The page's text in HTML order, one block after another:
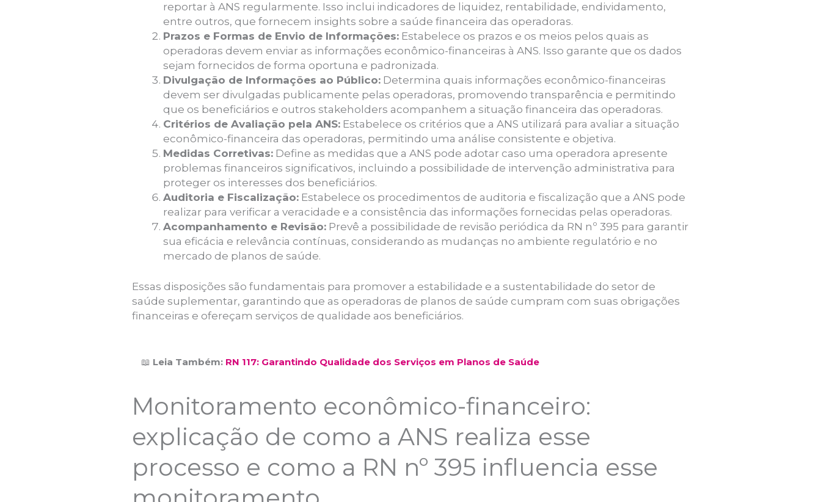
reportar à ANS regularmente. Isso inclui indicadores de liquidez, rentabilidade, endividamento,
entre outros, que fornecem insights sobre a saúde financeira das operadoras.
Prazos e Formas de Envio de Informações: Estabelece os prazos e os meios pelos quais as
operadoras devem enviar as informações econômico-financeiras à ANS. Isso garante que os dados
sejam fornecidos de forma oportuna e padronizada.
Divulgação de Informações ao Público: Determina quais informações econômico-financeiras
devem ser divulgadas publicamente pelas operadoras, promovendo transparência e permitindo
que os beneficiários e outros stakeholders acompanhem a situação financeira das operadoras.
Critérios de Avaliação pela ANS: Estabelece os critérios que a ANS utilizará para avaliar a situação
econômico-financeira das operadoras, permitindo uma análise consistente e objetiva.
Medidas Corretivas: Define as medidas que a ANS pode adotar caso uma operadora apresente
problemas financeiros significativos, incluindo a possibilidade de intervenção administrativa para
proteger os interesses dos beneficiários.
Auditoria e Fiscalização: Estabelece os procedimentos de auditoria e fiscalização que a ANS pode
realizar para verificar a veracidade e a consistência das informações fornecidas pelas operadoras.
Acompanhamento e Revisão: Prevê a possibilidade de revisão periódica da RN nº 395 para garantir
sua eficácia e relevância contínuas, considerando as mudanças no ambiente regulatório e no
mercado de planos de saúde.
Essas disposições são fundamentais para promover a estabilidade e a sustentabilidade do setor de
saúde suplementar, garantindo que as operadoras de planos de saúde cumpram com suas obrigações
financeiras e ofereçam serviços de qualidade aos beneficiários.
📖 Leia Também: RN 117: Garantindo Qualidade dos Serviços em Planos de Saúde
Monitoramento econômico-financeiro:
explicação de como a ANS realiza esse
processo e como a RN nº 395 influencia esse